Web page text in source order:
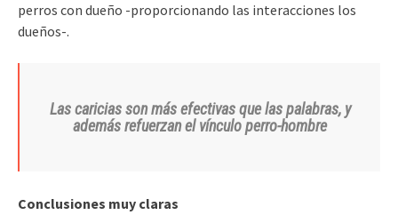
perros con dueño -proporcionando las interacciones los
dueños-.
Las caricias son más efectivas que las palabras, y
además refuerzan el vínculo perro-hombre
Conclusiones muy claras